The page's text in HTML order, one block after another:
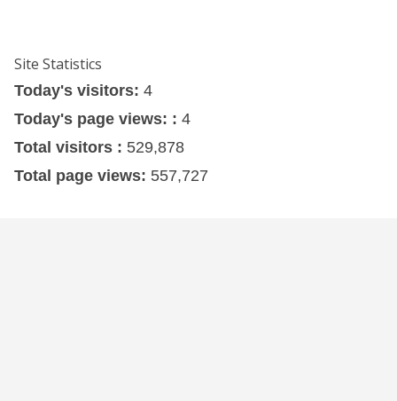
Site Statistics
Today's visitors: 4
Today's page views: : 4
Total visitors : 529,878
Total page views: 557,727